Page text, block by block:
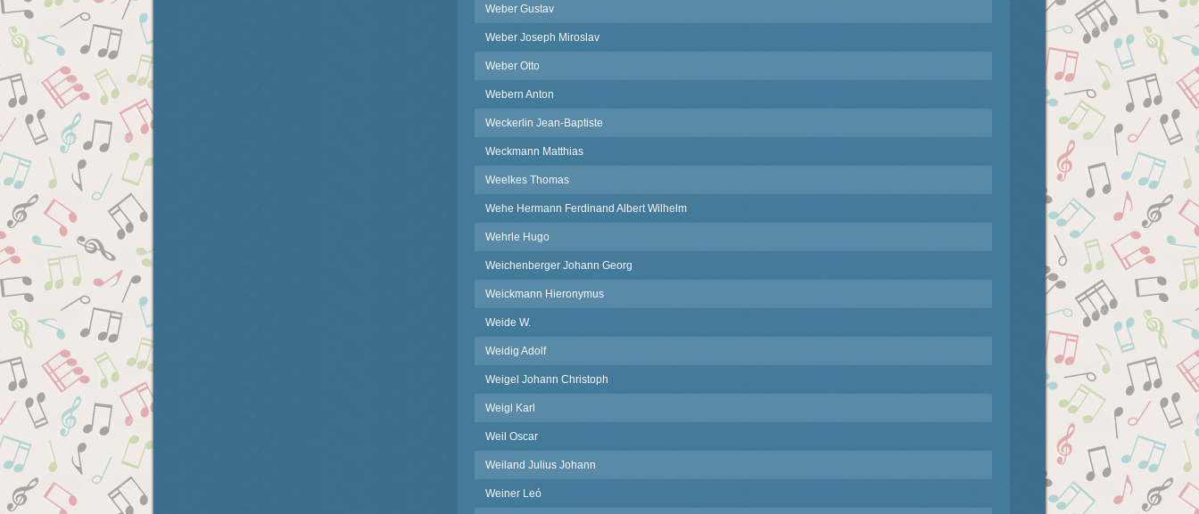
Weber Gustav
Weber Joseph Miroslav
Weber Otto
Webern Anton
Weckerlin Jean-Baptiste
Weckmann Matthias
Weelkes Thomas
Wehe Hermann Ferdinand Albert Wilhelm
Wehrle Hugo
Weichenberger Johann Georg
Weickmann Hieronymus
Weide W.
Weidig Adolf
Weigel Johann Christoph
Weigl Karl
Weil Oscar
Weiland Julius Johann
Weiner Leó